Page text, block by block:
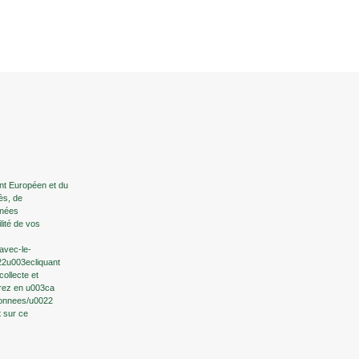
Européen et du
de
de vos
le-
et
en u003ca
u0022
sur ce